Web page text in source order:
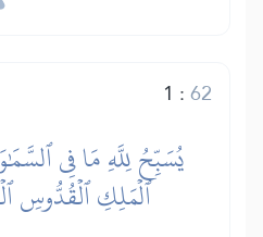
1 :62
يُسَبِّحُ لِلَّهِ مَا فِي
ٱلۡمَلِكِ ٱلۡقُدُّوسِ